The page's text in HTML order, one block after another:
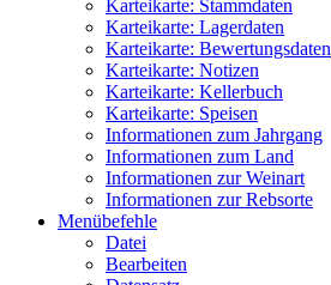
Karteikarte: Stammdaten
Karteikarte: Lagerdaten
Karteikarte: Bewertungsdaten
Karteikarte: Notizen
Karteikarte: Kellerbuch
Karteikarte: Speisen
Informationen zum Jahrgang
Informationen zum Land
Informationen zur Weinart
Informationen zur Rebsorte
Menübefehle
Datei
Bearbeiten